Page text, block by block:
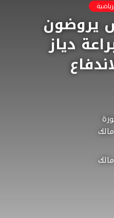
يروضون
دياز